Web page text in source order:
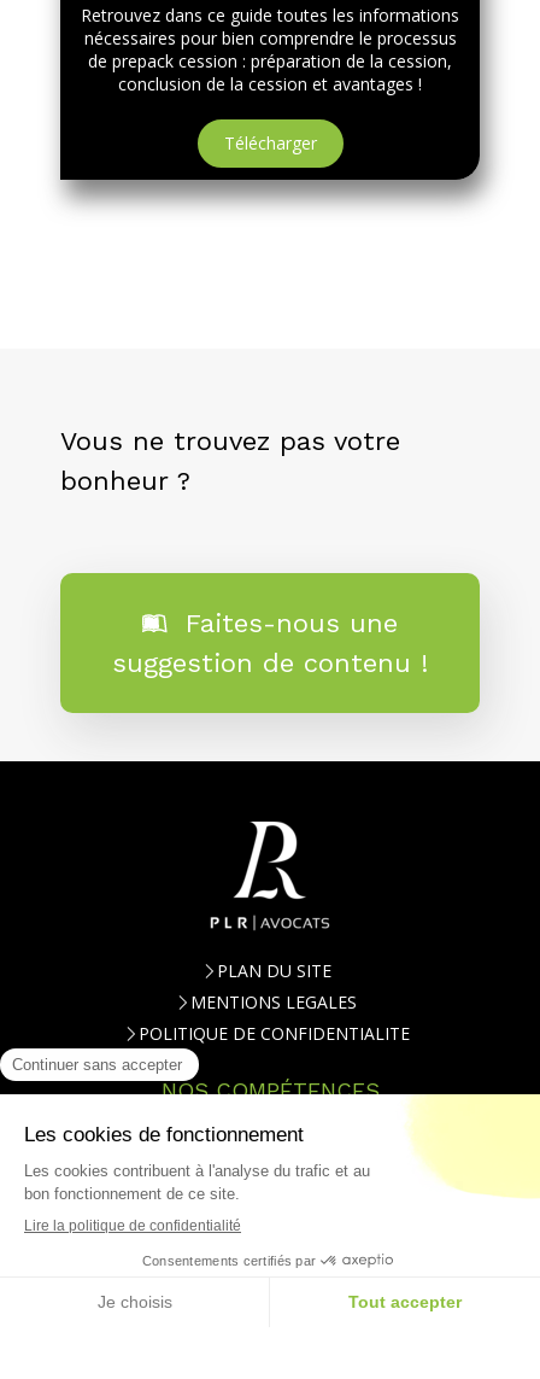
Retrouvez dans ce guide toutes les informations
nécessaires pour bien comprendre le processus
de prepack cession : préparation de la cession,
conclusion de la cession et avantages !
Télécharger
Vous ne trouvez pas votre
bonheur ?
Faites-nous une
suggestion de contenu !
PLAN DU SITE
MENTIONS LEGALES
POLITIQUE DE CONFIDENTIALITE
NOS COMPÉTENCES
DROIT DES AFFAIRES
DROIT PENAL
RGPD ET DROIT DES NOUVELLES TECHNOLOGIES
P.L.R. Avocats Paris
38 avenue Hoche